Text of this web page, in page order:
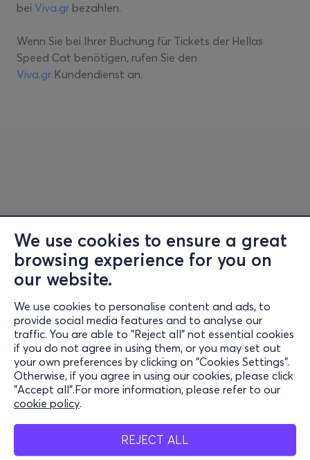
We use cookies to ensure a great
browsing experience for you on
our website.
We use cookies to personalise content and ads, to
provide social media features and to analyse our
traffic. You are able to "Reject all" not essential cookies
if you do not agree in using them, or you may set out
your own preferences by clicking on "Cookies Settings".
Otherwise, if you agree in using our cookies, please click
"Accept all".For more information, please refer to our
cookie policy.
REJECT ALL
bei Viva.gr bezahlen.
Wenn Sie bei Ihrer Buchung für Tickets der Hellas
Speed Cat benötigen, rufen Sie den
Viva.gr Kundendienst an.
Information
Support
Stay Connected
Mobile App